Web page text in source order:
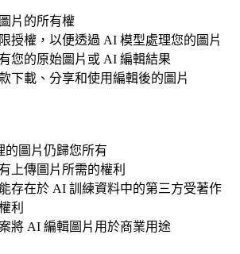
片的所有權
授權，以便透過 AI 模型處理您的圖片
您的原始圖片或 AI 編輯結果
下載、分享和使用編輯後的圖片
的圖片仍歸您所有
上傳圖片所需的權利
存在於 AI 訓練資料中的第三方受著作
利
將 AI 編輯圖片用於商業用途